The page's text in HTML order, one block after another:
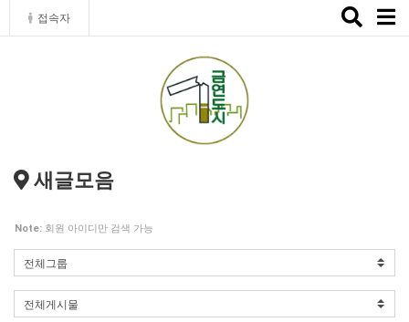
접속자
Toggle
새글모음
Note: 회원 아이디만 검색 가능